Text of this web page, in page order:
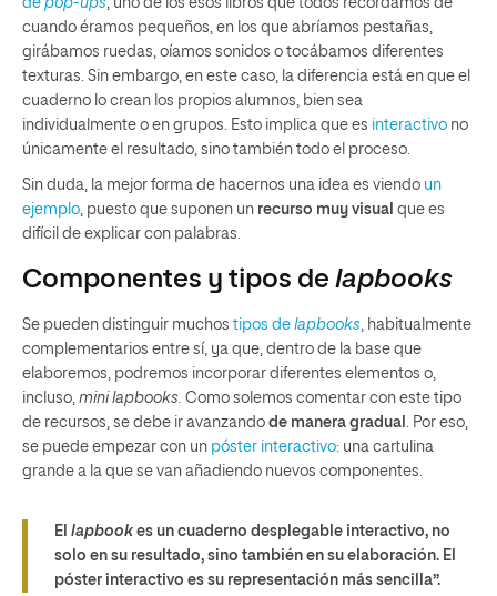
de pop-ups, uno de los esos libros que todos recordamos de
cuando éramos pequeños, en los que abríamos pestañas,
girábamos ruedas, oíamos sonidos o tocábamos diferentes
texturas. Sin embargo, en este caso, la diferencia está en que el
cuaderno lo crean los propios alumnos, bien sea
individualmente o en grupos. Esto implica que es interactivo no
únicamente el resultado, sino también todo el proceso.
Sin duda, la mejor forma de hacernos una idea es viendo un
ejemplo, puesto que suponen un recurso muy visual que es
difícil de explicar con palabras.
Componentes y tipos de lapbooks
Se pueden distinguir muchos tipos de lapbooks, habitualmente
complementarios entre sí, ya que, dentro de la base que
elaboremos, podremos incorporar diferentes elementos o,
incluso, mini lapbooks. Como solemos comentar con este tipo
de recursos, se debe ir avanzando de manera gradual . Por eso,
se puede empezar con un póster interactivo: una cartulina
grande a la que se van añadiendo nuevos componentes.
El lapbook es un cuaderno desplegable interactivo, no
solo en su resultado, sino también en su elaboración. El
póster interactivo es su representación más sencilla”.